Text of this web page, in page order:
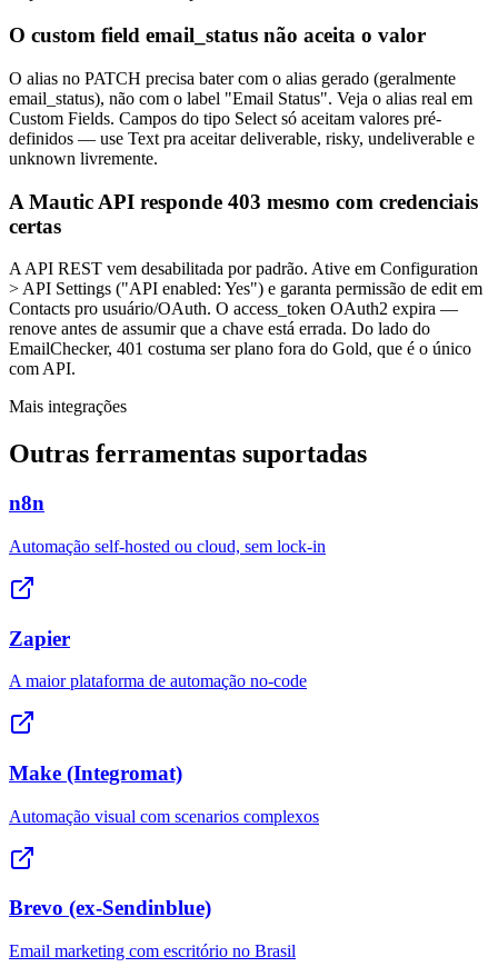
O custom field email_status não aceita o valor
O alias no PATCH precisa bater com o alias gerado (geralmente
email_status), não com o label "Email Status". Veja o alias real em
Custom Fields. Campos do tipo Select só aceitam valores pré-
definidos — use Text pra aceitar deliverable, risky, undeliverable e
unknown livremente.
A Mautic API responde 403 mesmo com credenciais
certas
A API REST vem desabilitada por padrão. Ative em Configuration
> API Settings ("API enabled: Yes") e garanta permissão de edit em
Contacts pro usuário/OAuth. O access_token OAuth2 expira —
renove antes de assumir que a chave está errada. Do lado do
EmailChecker, 401 costuma ser plano fora do Gold, que é o único
com API.
Mais integrações
Outras ferramentas suportadas
n8n
Automação self-hosted ou cloud, sem lock-in
Zapier
A maior plataforma de automação no-code
Make (Integromat)
Automação visual com scenarios complexos
Brevo (ex-Sendinblue)
Email marketing com escritório no Brasil